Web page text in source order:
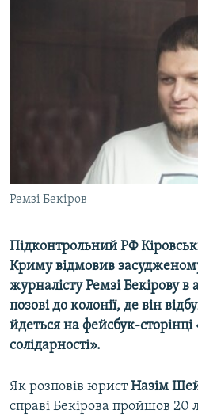
СВІДЧЕННЯ ОКУПАЦІЇ
УКРАЇНСЬКА ПРОБЛЕМА КРИМУ
ІНФОГРАФІКА
ЯК ОБІЙТИ БЛОКУВАННЯ
ДОЛУЧАЙСЯ!
Усі сайти RFE/RL
Ремзі Бекіров
Підконтрольний РФ
Криму відмовив
журналісту Ремзі Бекірову в
позові до колонії, де він
йдеться на фейсбук-
солідарності».
Як розповів юристНазім
справі Бекірова пройшов 20